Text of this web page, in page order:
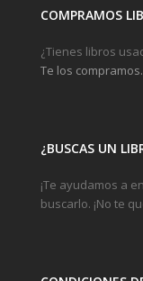
COMPRAMOS
¿Tienes libros
Te los compramos.
¿BUSCAS UN
¡Te ayudamos a
buscarlo. ¡No te